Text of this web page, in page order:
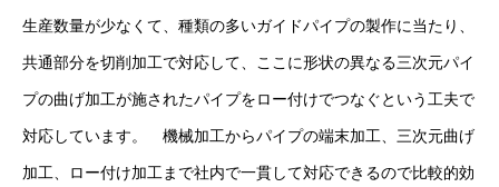
生産数量が少なくて、種類の多いガイドパイプの製作に当たり、
共通部分を切削加工で対応して、ここに形状の異なる三次元パイ
プの曲げ加工が施されたパイプをロー付けでつなぐという工夫で
対応しています。 機械加工からパイプの端末加工、三次元曲げ
加工、ロー付け加工まで社内で一貫して対応できるので比較的効